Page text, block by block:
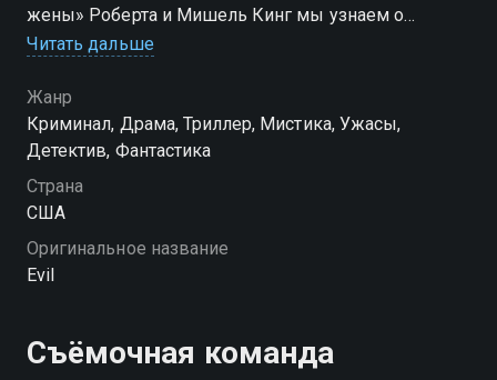
жены» Роберта и Мишель Кинг мы узнаем о
последствиях конфликта Орсона Леру и Кристен
дополнительное развитие: он столкнется с ночными
ужасами и самыми темными страхами. Создатели
сериала пообещали, что новый сезон будет еще
более изобретательным и мрачным.
совершенно бесплатно в хорошем HD качестве на
Смотрёшке
Читать дальше
Жанр
Криминал, Драма, Триллер, Мистика, Ужасы,
Детектив, Фантастика
Страна
США
Оригинальное название
Evil
Съёмочная команда